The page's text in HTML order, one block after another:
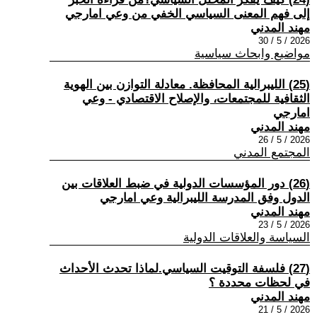
إلى فهم المعنى السياسي الخفي من وعي امارجي
مهند المدني
2026 / 5 / 30
مواضيع وابحاث سياسية
(25) الليبرالية المحافظة. معادلة التوازن بين الهوية
الثقافية للمجتمعات، والإصلاح الاقتصادي - وعي
امارجي
مهند المدني
2026 / 5 / 26
المجتمع المدني
(26) دور المؤسسات الدولية في ضبط العلاقات بين
الدول وفق المدرسة الليبرالية وعي امارجي
مهند المدني
2026 / 5 / 23
السياسة والعلاقات الدولية
(27) فلسفة التوقيت السياسي.لماذا تحدث الأحداث
في لحظات محددة ؟
مهند المدني
2026 / 5 / 21